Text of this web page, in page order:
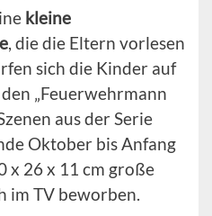
kleine
, die die Eltern vorlesen
sich die Kinder auf
„Feuerwehrmann
aus der Serie
Oktober bis Anfang
x 26 x 11 cm große
im TV beworben.